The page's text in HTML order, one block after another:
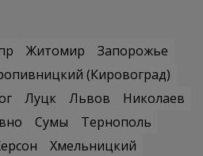
Житомир
Запорожье
(Кировоград)
Луцк Львов
Николаев
Сумы
Тернополь
Хмельницкий